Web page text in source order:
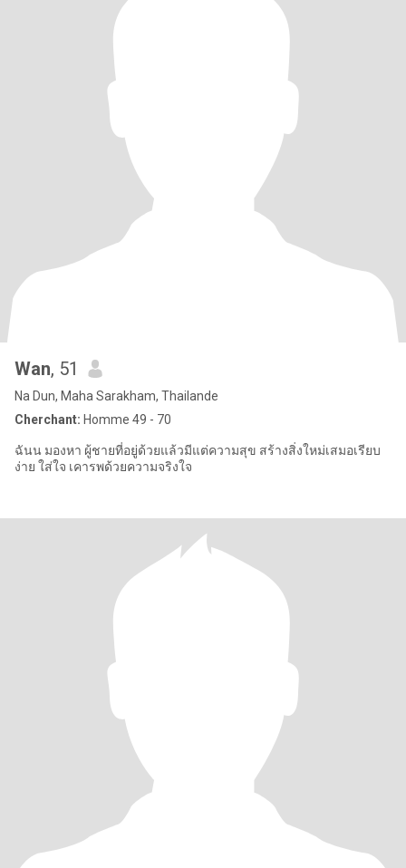
Wan, 51
Na Dun, Maha Sarakham, Thailande
Cherchant: Homme 49 - 70
ฉันน มองหา ผู้ชายที่อยู่ด้วยแล้วมีแต่ความสุข สร้างสิ่งใหม่เสมอเรียบ
ง่าย ใส่ใจ เคารพด้วยความจริงใจ